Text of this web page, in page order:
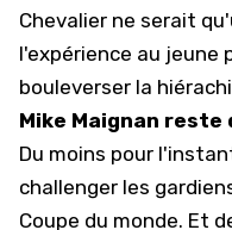
Chevalier ne serait
l'expérience au jeune
bouleverser la
Mike Maignan reste
Du moins pour
challenger les
Coupe du monde. Et